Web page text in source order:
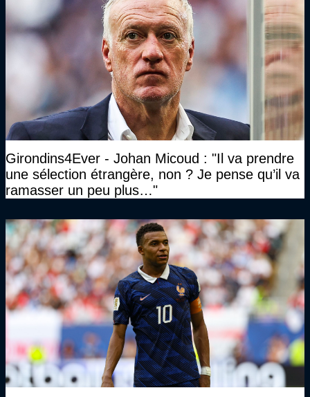
Girondins4Ever - Johan Micoud : "Il va prendre
une sélection étrangère, non ? Je pense qu’il va
ramasser un peu plus…"